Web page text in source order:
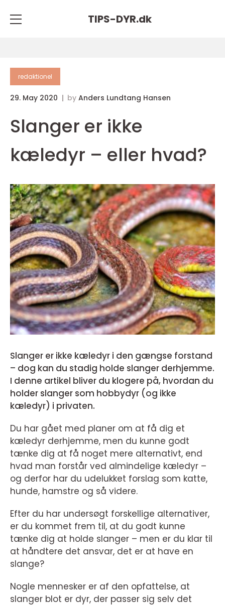
TIPS-DYR.dk
redaktionel
29. May 2020 by Anders Lundtang Hansen
Slanger er ikke
kæledyr – eller hvad?
Slanger er ikke kæledyr i den gængse forstand
– dog kan du stadig holde slanger derhjemme.
I denne artikel bliver du klogere på, hvordan du
holder slanger som hobbydyr (og ikke
kæledyr) i privaten.
Du har gået med planer om at få dig et
kæledyr derhjemme, men du kunne godt
tænke dig at få noget mere alternativt, end
hvad man forstår ved almindelige kæledyr –
og derfor har du udelukket forslag som katte,
hunde, hamstre og så videre.
Efter du har undersøgt forskellige alternativer,
er du kommet frem til, at du godt kunne
tænke dig at holde slanger – men er du klar til
at håndtere det ansvar, det er at have en
slange?
Nogle mennesker er af den opfattelse, at
slanger blot er dyr, der passer sig selv det